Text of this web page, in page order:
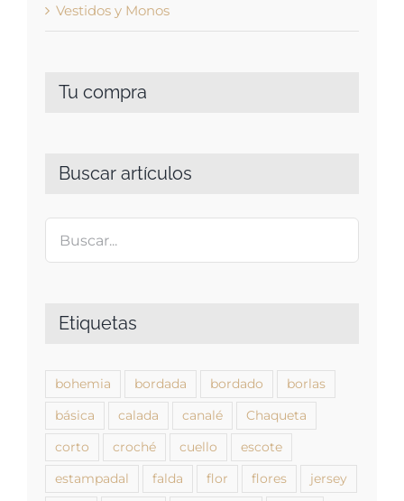
Vestidos y Monos
Tu compra
Buscar artículos
Etiquetas
bohemia bordada bordado borlas
básica calada canalé Chaqueta
corto croché cuello escote
estampadal falda flor flores jersey